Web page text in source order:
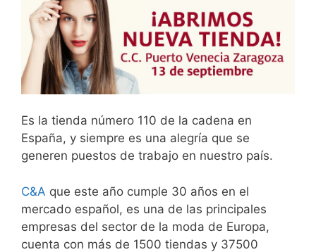
Es la tienda número 110 de la cadena en
España, y siempre es una alegría que se
generen puestos de trabajo en nuestro país.
C&A que este año cumple 30 años en el
mercado español, es una de las principales
empresas del sector de la moda de Europa,
cuenta con más de 1500 tiendas y 37500